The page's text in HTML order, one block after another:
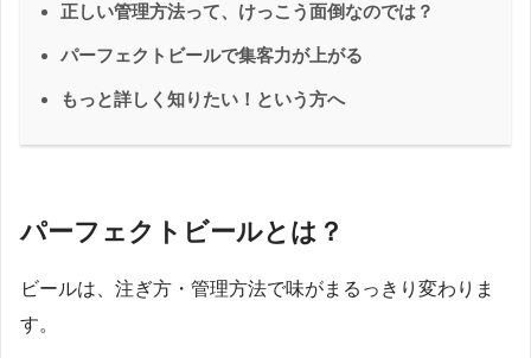
正しい管理方法って、けっこう面倒なのでは？
パーフェクトビールで集客力が上がる
もっと詳しく知りたい！という方へ
パーフェクトビールとは？
ビールは、注ぎ方・管理方法で味がまるっきり変わりま
す。